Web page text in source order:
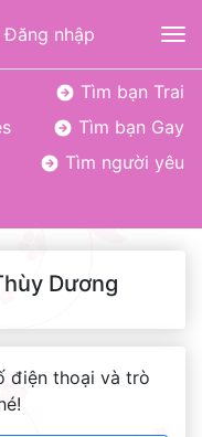
Đăng nhập
Tìm bạn Trai
Tìm bạn Gay
Tìm người yêu
Dương
điện thoại và trò